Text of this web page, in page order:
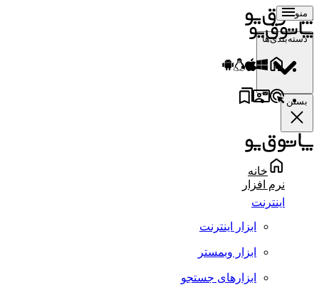
منو
دسته‌بندی‌ها
بستن
خانه
نرم افزار
اینترنت
ابزار اینترنت
ابزار وبمستر
ابزارهای جستجو